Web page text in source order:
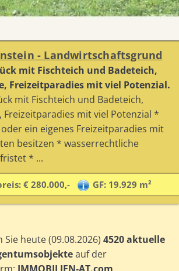
- Landwirtschaftsgrund
mit Fischteich und Badeteich,
Freizeitparadies mit viel Potenzial.
mit Fischteich und Badeteich,
Freizeitparadies mit viel Potenzial *
ein eigenes Freizeitparadies mit
besitzen * wasserrechtliche
* ...
€ 280.000,- GF: 19.929 m²
Sie heute (09.08.2026)4520 aktuelle
auf der